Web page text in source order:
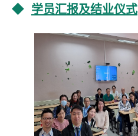
◆ 学员汇报及结业仪式